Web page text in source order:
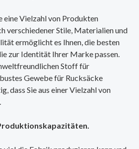
eine Vielzahl von Produkten
verschiedener Stile, Materialien und
ermöglicht es Ihnen, die besten
zur Identität Ihrer Marke passen.
Stoff für
Gewebe für Rucksäcke
dass Sie aus einer Vielzahl von